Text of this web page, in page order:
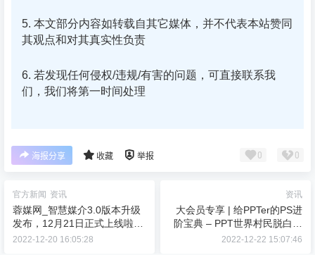
5. 本文部分内容如转载自其它媒体，并不代表本站赞同
其观点和对其真实性负责
6. 若发现任何侵权/违规/有害的问题，可直接联系我
们，我们将第一时间处理
海报分享 收藏 举报 0 0
官方新闻 资讯
蓉媒网_智慧媒介3.0版本升级
发布，12月21日正式上线啦！
代理加盟合作招募中
2022-12-20 16:05:28
资讯
大会员专享 | 给PPTer的PS进
阶宝典 – PPT世界村民脱白计
划
2022-12-22 15:07:46